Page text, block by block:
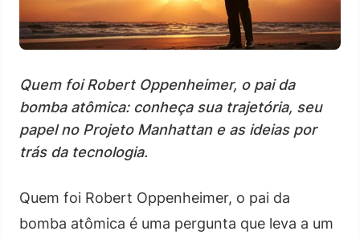
Quem foi Robert Oppenheimer, o pai da
bomba atômica: conheça sua trajetória, seu
papel no Projeto Manhattan e as ideias por
trás da tecnologia.
Quem foi Robert Oppenheimer, o pai da
bomba atômica é uma pergunta que leva a um